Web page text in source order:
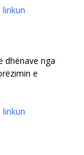
linkun
dhënave nga
e
linkun